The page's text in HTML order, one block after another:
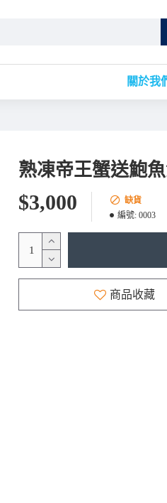
關於我
熟凍帝王蟹送鮑
$3,000
缺貨
編號: 0003
商品收藏